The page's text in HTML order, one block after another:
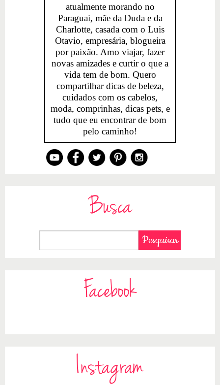
atualmente morando no
Paraguai, mãe da Duda e da
Charlotte, casada com o Luis
Otavio, empresária, blogueira
por paixão. Amo viajar, fazer
novas amizades e curtir o que a
vida tem de bom. Quero
compartilhar dicas de beleza,
cuidados com os cabelos,
moda, comprinhas, dicas pets, e
tudo que eu encontrar de bom
pelo caminho!
Busca
Facebook
Instagram